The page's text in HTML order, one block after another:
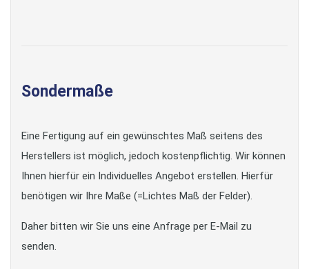
Sondermaße
Eine Fertigung auf ein gewünschtes Maß seitens des
Herstellers ist möglich, jedoch kostenpflichtig. Wir können
Ihnen hierfür ein Individuelles Angebot erstellen. Hierfür
benötigen wir Ihre Maße (=Lichtes Maß der Felder).
Daher bitten wir Sie uns eine Anfrage per E-Mail zu
senden.